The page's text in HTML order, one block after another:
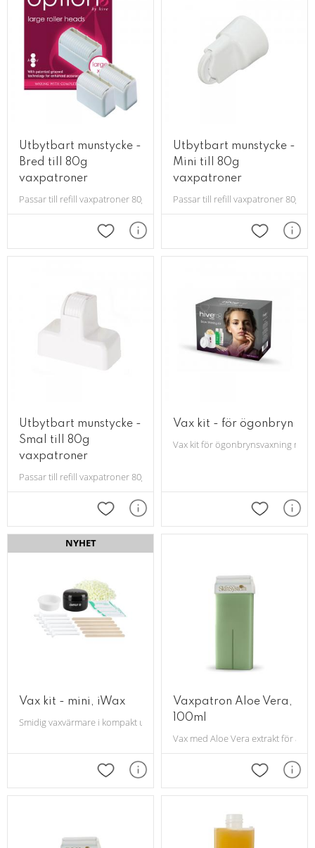
Utbytbart munstycke -
Bred till 80g
vaxpatroner
Passar till refill vaxpatroner 80g
Lägg till i favoriter
Utbytbart munstycke -
Mini till 80g
vaxpatroner
Passar till refill vaxpatroner 80g.
Lägg till i
Utbytbart munstycke -
Smal till 80g
vaxpatroner
Passar till refill vaxpatroner 80g
Lägg till i favoriter
Vax kit - för ögonbryn
Vax kit för ögonbrynsvaxning
Lägg till i
Vax kit - mini, iWax
Smidig vaxvärmare i kompakt utförande, inklusive startkit.
NYHET
Lägg till i favoriter
Vaxpatron Aloe Vera,
100ml
Vax med Aloe Vera extrakt för att
Lägg till i